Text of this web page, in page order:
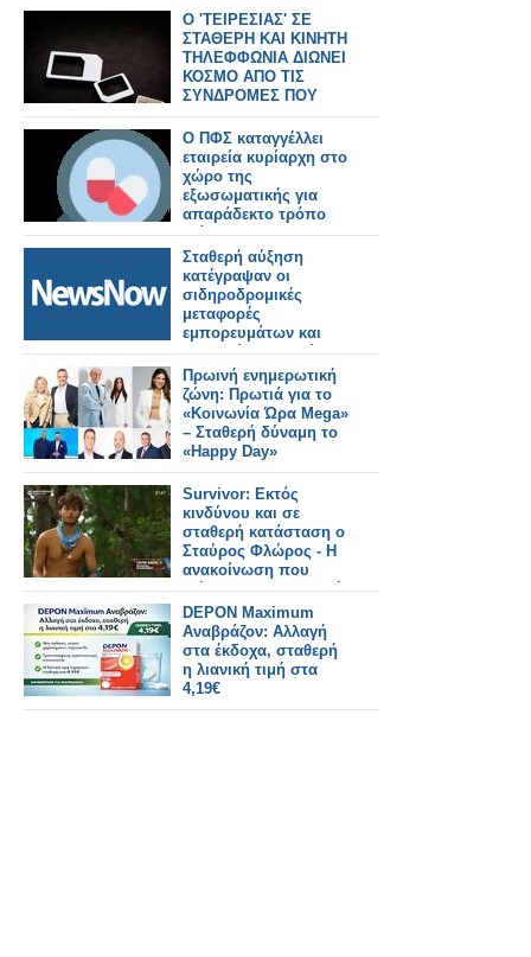
Ο 'ΤΕΙΡΕΣΙΑΣ' ΣΕ
ΣΤΑΘΕΡΗ ΚΑΙ ΚΙΝΗΤΗ
ΤΗΛΕΦΦΩΝΙΑ ΔΙΩΝΕΙ
ΚΟΣΜΟ ΑΠΟ ΤΙΣ
ΣΥΝΔΡΟΜΕΣ ΠΟΥ
ΕΙΝΑΙ...ΠΑΝΑΚΡΙΒΕΣ
Ο ΠΦΣ καταγγέλλει
εταιρεία κυρίαρχη στο
χώρο της
εξωσωματικής για
απαράδεκτο τρόπο
διάθεσης
σκευάσματός της
Σταθερή αύξηση
κατέγραψαν οι
σιδηροδρομικές
μεταφορές
εμπορευμάτων και
επιβατών στην Κίνα
τους πρώτους πέντε
μήνες.
Πρωινή ενημερωτική
ζώνη: Πρωτιά για το
«Κοινωνία Ώρα Mega»
– Σταθερή δύναμη το
«Happy Day»
Survivor: Εκτός
κινδύνου και σε
σταθερή κατάσταση ο
Σταύρος Φλώρος - Η
ανακοίνωση που
εξέδωσε η παραγωγή
DEPON Maximum
Αναβράζον: Αλλαγή
στα έκδοχα, σταθερή
η λιανική τιμή στα
4,19€